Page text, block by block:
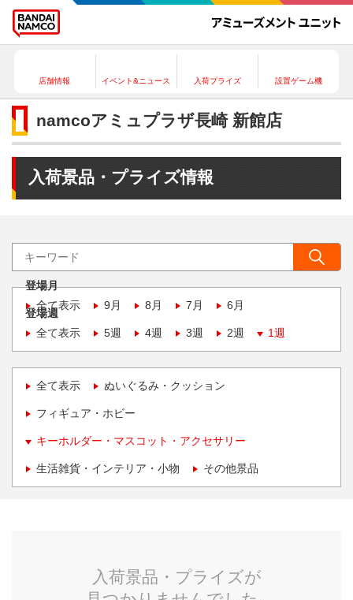
店舗情報 イベント&ニュース 入荷プライズ 設置ゲーム機
namcoアミュプラザ長崎 新館店
入荷景品・プライズ情報
登場月
全て表示
9月 8月 7月 6月
登場週
全て表示
5週 4週 3週 2週 1週
全て表示 ぬいぐるみ・クッション
フィギュア・ホビー
キーホルダー・マスコット・アクセサリー
生活雑貨・インテリア・小物 その他景品